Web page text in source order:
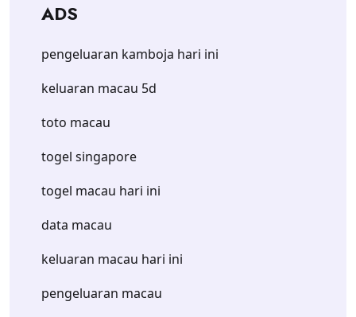
ADS
pengeluaran kamboja hari ini
keluaran macau 5d
toto macau
togel singapore
togel macau hari ini
data macau
keluaran macau hari ini
pengeluaran macau